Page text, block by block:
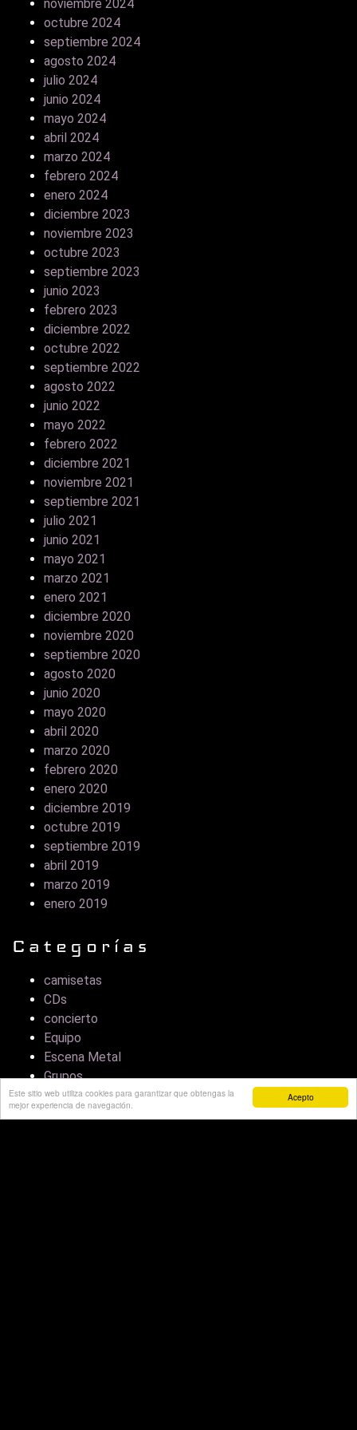
Acepto
Este sitio web utiliza cookies para garantizar que obtengas la
mejor experiencia de navegación.
noviembre 2024
octubre 2024
septiembre 2024
agosto 2024
julio 2024
junio 2024
mayo 2024
abril 2024
marzo 2024
febrero 2024
enero 2024
diciembre 2023
noviembre 2023
octubre 2023
septiembre 2023
junio 2023
febrero 2023
diciembre 2022
octubre 2022
septiembre 2022
agosto 2022
junio 2022
mayo 2022
febrero 2022
diciembre 2021
noviembre 2021
septiembre 2021
julio 2021
junio 2021
mayo 2021
marzo 2021
enero 2021
diciembre 2020
noviembre 2020
septiembre 2020
agosto 2020
junio 2020
mayo 2020
abril 2020
marzo 2020
febrero 2020
enero 2020
diciembre 2019
octubre 2019
septiembre 2019
abril 2019
marzo 2019
enero 2019
Categorías
camisetas
CDs
concierto
Equipo
Escena Metal
Grupos
Imagen
Listas de reproducción recomendadas de rock y